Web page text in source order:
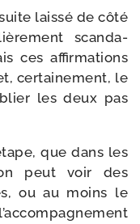
lais­sé de côté
scan­da­
ces affir­ma­tions
cer­tai­ne­ment, le
les deux pas
que dans les
peut voir des
ou au moins le